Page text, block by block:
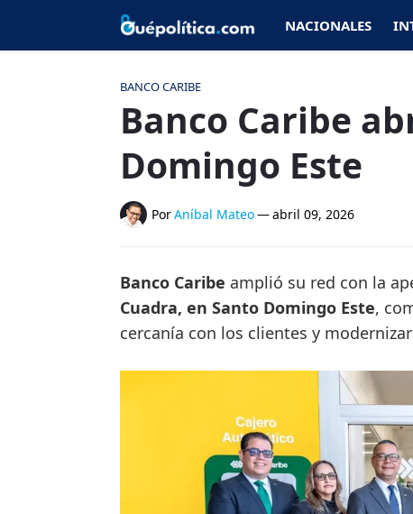
NACIONALES
BANCO CARIBE
Banco Caribe
Domingo Este
PorAníbal Mateo—abril 09, 2026
Banco Caribe amplió su red con la
Cuadra, en Santo Domingo Este,
cercanía con los clientes y